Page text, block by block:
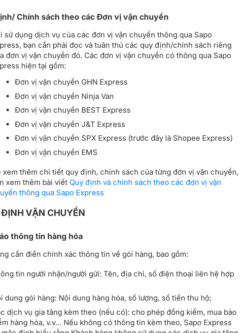
Chính sách theo các Đơn vị vận chuyển
sử dụng dịch vụ của các đơn vị vận chuyển thông qua Sapo
bạn cần phải đọc và tuân thủ các quy định/chính sách riêng
đơn vị vận chuyển đó. Các đơn vị vận chuyển có thông qua Sapo
hiện tại gồm:
Đơn vị vận chuyển GHN Express
Đơn vị vận chuyển Ninja Van
Đơn vị vận chuyển BEST Express
Đơn vị vận chuyển J&T Express
Đơn vị vận chuyển SPX Express (trước đây là Shopee Express)
Đơn vị vận chuyển EMS
xem thêm chi tiết quy định, chính sách của từng đơn vị vận chuyển,
xem thêm bài viết Quy định và chính sách theo các đơn vị vận
thông qua Sapo Express
ĐỊNH VẬN CHUYỂN
thông tin hàng hóa
cần điền chính xác thông tin về gói hàng, bao gồm:
tin người nhận/người gửi: Tên, địa chỉ, số điện thoại liên hệ hợp
dung gói hàng: Nội dung hàng hóa, số lượng, số tiền thu hộ;
dịch vụ gia tăng kèm theo (nếu có): cho phép đồng kiểm, mua bảo
hàng hóa, v.v… Nếu không có thông tin kèm theo, Sapo Express